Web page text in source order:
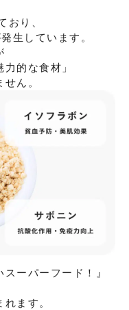
り、
⽣しています。
的な食材」
ん。
ーパーフード！』
ます。